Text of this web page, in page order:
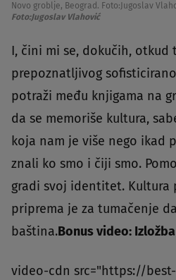
Novo groblje, Beograd. Foto:Jugoslav
Foto:Jugoslav Vlahović
I, čini mi se, dokučih, otkud
prepoznatljivog
potraži među knjigama na
da se memoriše kultura,
koja nam je više nego ikad
znali ko smo i čiji smo.
gradi svoj identitet. Kultura
priprema je za tumačenje
baština.Bonus video:
video-cdn src="https://best-